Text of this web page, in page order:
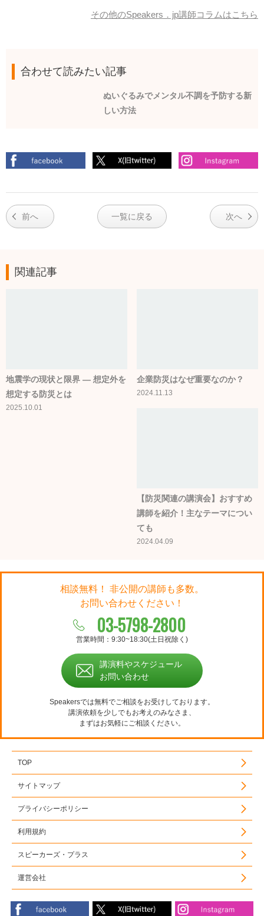
その他のSpeakers．jp講師コラムはこちら
合わせて読みたい記事
ぬいぐるみでメンタル不調を予防する新
しい方法
前へ 一覧に戻る 次へ
関連記事
地震学の現状と限界 ― 想定外を
想定する防災とは
2025.10.01
企業防災はなぜ重要なのか？
2024.11.13
【防災関連の講演会】おすすめ
講師を紹介！主なテーマについ
ても
2024.04.09
相談無料！ 非公開の講師も多数。
お問い合わせください！
03-5798-2800
営業時間：9:30~18:30(土日祝除く)
講演料やスケジュール
お問い合わせ
Speakersでは無料でご相談をお受けしております。
講演依頼を少しでもお考えのみなさま、
まずはお気軽にご相談ください。
TOP
サイトマップ
プライバシーポリシー
利用規約
スピーカーズ・プラス
運営会社